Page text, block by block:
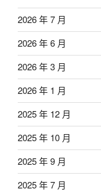
2026 年 7 月
2026 年 6 月
2026 年 3 月
2026 年 1 月
2025 年 12 月
2025 年 10 月
2025 年 9 月
2025 年 7 月